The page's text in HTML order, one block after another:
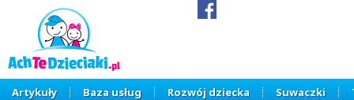
Artykuły Baza usług Rozwój dziecka Suwaczki